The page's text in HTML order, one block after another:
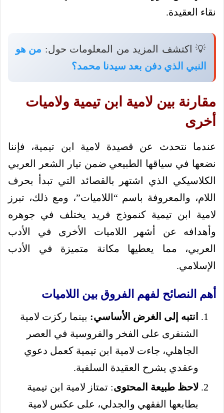
نقاء العقيدة.
💡 اكتشف المزيد من المعلومات حول: من هو
النبي الذي دفن بعد سيدنا محمد؟
مقارنة بين لامية ابن تيمية ولاميات
أخرى
عندما نتحدث عن قصيدة لامية ابن تيمية، فإننا
نضعها في سياقها الطبيعي ضمن تيار الشعر العربي
الكلاسيكي الذي اشتهر بالقصائد التي تبدأ بحرف
اللام، والمعروفة باسم “اللاميات”، ومع ذلك، تبرز
لامية ابن تيمية كنموذج فريد يختلف في جوهره
وأهدافه عن أشهر اللاميات الأخرى في الأدب
العربي، مما يعطيها مكانة متميزة في الأدب
الإسلامي.
أهم النصائح لفهم الفروق بين اللاميات
انتبه إلى الغرض الأساسي: بينما ركزت لامية
الشنفرى على الفخر والفروسية في العصر
الجاهلي، جاءت لامية ابن تيمية كعمل دعوي
وعقدي يشرح العقيدة السلفية.
لاحظ طبيعة المحتوى: تمتاز لامية ابن تيمية
بطابعها الفقهي والجدلي، على عكس لامية